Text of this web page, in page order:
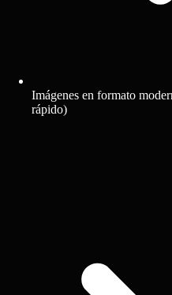
Imágenes en formato
rápido)